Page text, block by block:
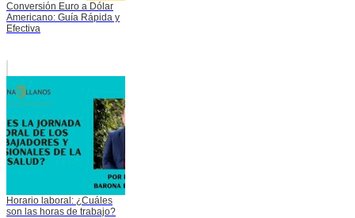
Conversión Euro a Dólar
Americano: Guía Rápida y
Efectiva
Horario laboral: ¿Cuáles
son las horas de trabajo?